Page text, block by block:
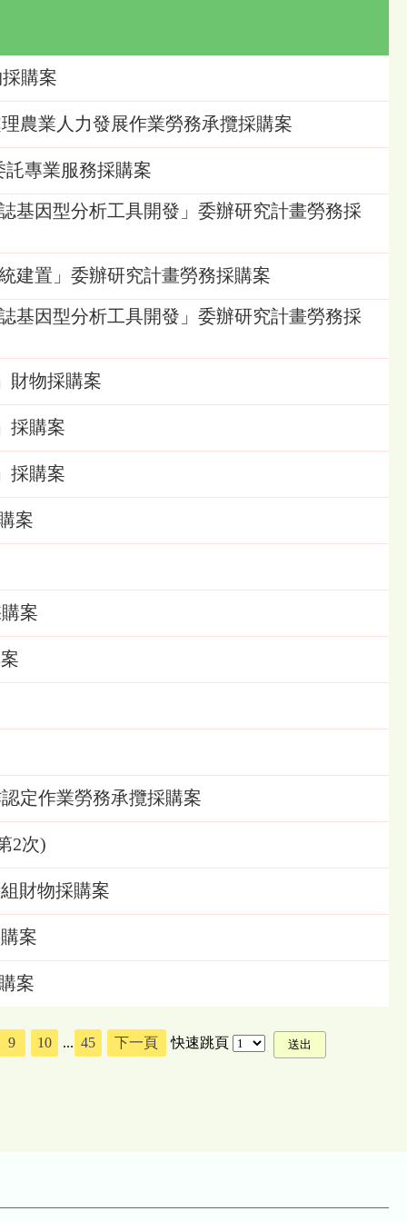
購案
農業人力發展作業勞務承攬採購案
託專業服務採購案
基因型分析工具開發」委辦研究計畫勞務採
建置」委辦研究計畫勞務採購案
基因型分析工具開發」委辦研究計畫勞務採
財物採購案
採購案
採購案
案
案
定作業勞務承攬採購案
2次)
財物採購案
案
案
9 10 ... 45 下一頁 快速跳頁